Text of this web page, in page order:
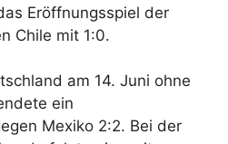
Eröffnungsspiel der
Chile mit 1:0.
am 14. Juni ohne
ein
Mexiko 2:2. Bei der